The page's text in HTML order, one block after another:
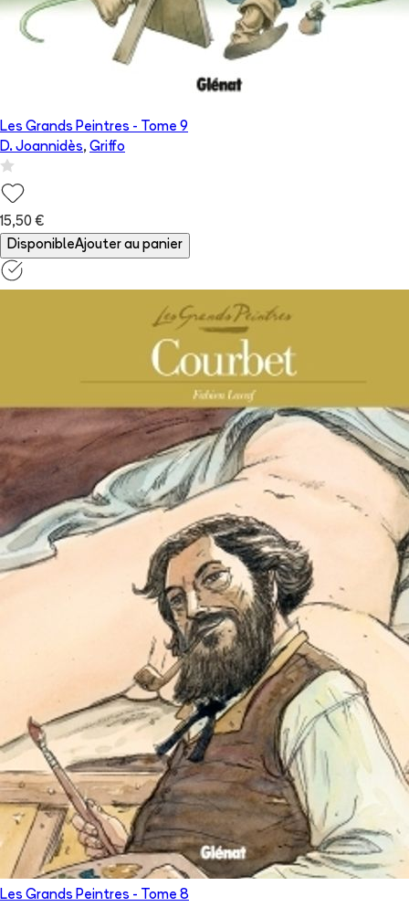
Les Grands Peintres - Tome 9
D. Joannidès, Griffo
15,50 €
DisponibleAjouter au panier
Les Grands Peintres - Tome 8